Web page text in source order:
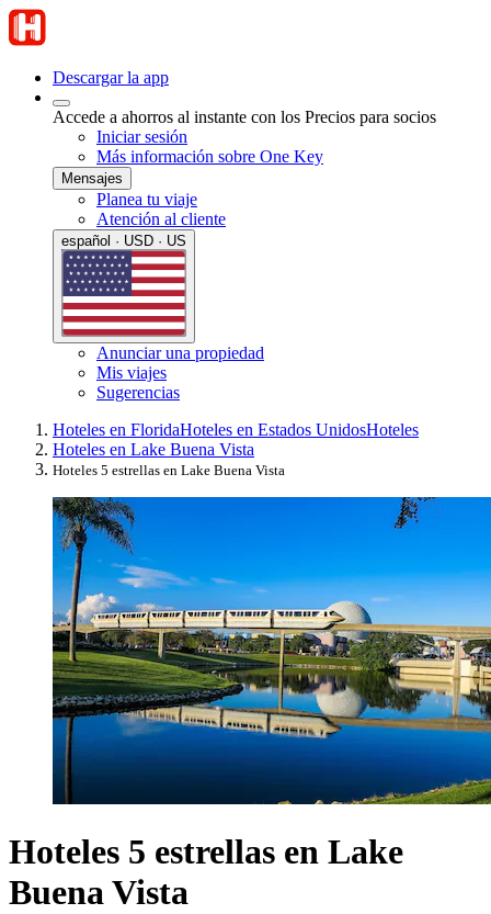
Descargar la app
Accede a ahorros al instante con los Precios para socios
Iniciar sesión
Más información sobre One Key
Mensajes
Planea tu viaje
Atención al cliente
español · USD · US
Anunciar una propiedad
Mis viajes
Sugerencias
Hoteles en FloridaHoteles en Estados UnidosHoteles
Hoteles en Lake Buena Vista
Hoteles 5 estrellas en Lake Buena Vista
Hoteles 5 estrellas en Lake
Buena Vista